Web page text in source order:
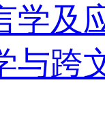
学及
与跨